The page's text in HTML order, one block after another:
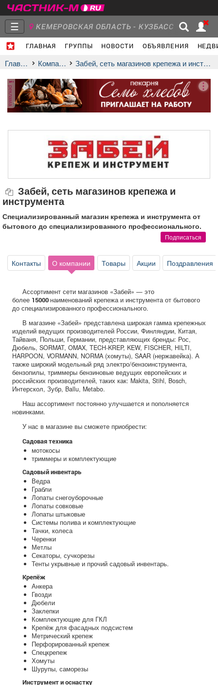
☰ КЕМЕРОВСКАЯ ОБЛАСТЬ - КУЗБАСС
ГЛАВНАЯ ГРУППЫ НОВОСТИ ОБЪЯВЛЕНИЯ
Главная
Группы
Объявления Недвижимость Услуги
Транспорт Компании
Афиша
ТВ программа Я - пенсионер
Главная Компании Забей, сеть магазинов крепежа и инструмента
реклама
Забей, сеть магазинов крепежа и
инструмента
Специализированный магазин крепежа и инструмента от
бытового до специализированного профессионального.
Подписаться
Контакты О компании Товары Акции Поздравления
Ассортимент сети магазинов «Забей» — это
более 15000 наименований крепежа и инструмента от бытового
до специализированного профессионального.
В магазине «Забей» представлена широкая гамма крепежных
изделий ведущих производителей России, Финляндии, Китая,
Тайваня, Польши, Германии, представляющих бренды: Рос,
Дюбель, SORMAT, OMAX, TECH-KREP, KEW, FISCHER, HILTI,
HARPOON, VORMANN, NORMA (хомуты), SAAR (нержавейка). А
также широкий модельный ряд электро/бензоинструмента,
бензопилы, триммеры бензиновые ведущих европейских и
российских производителей, таких как: Makita, Stihl, Bosch,
Интерскол, Зубр, Ballu, Metabo.
Наш ассортимент постоянно улучшается и пополняется
новинками.
У нас в магазине вы сможете приобрести:
Садовая техника
мотокосы
триммеры и комплектующие
Садовый инвентарь
Ведра
Грабли
Лопаты снегоуборочные
Лопаты совковые
Лопаты штыковые
Системы полива и комплектующие
Тачки, колеса
Черенки
Метлы
Секаторы, сучкорезы
Тенты укрывные и прочий садовый инвентарь.
Крепёж
Анкера
Гвозди
Дюбели
Заклепки
Комплектующие для ГКЛ
Крепёж для фасадных подсистем
Метрический крепеж
Перфорированный крепеж
Спецкрепеж
Хомуты
Шурупы, саморезы
Инструмент и оснастку